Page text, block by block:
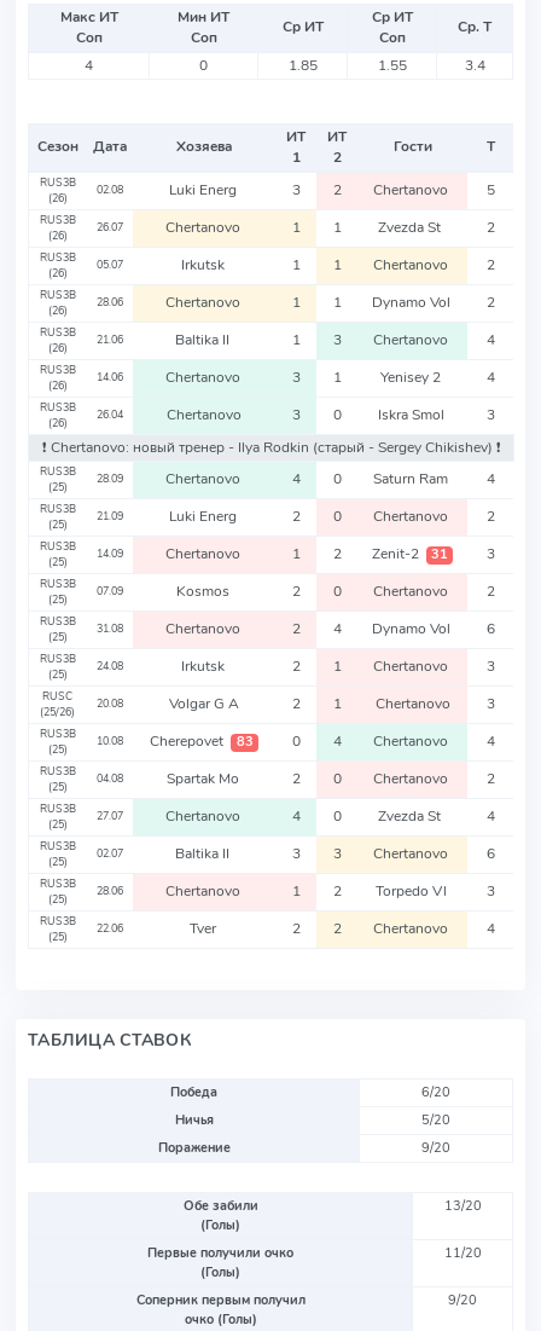
Макс ИТ
Соп
Мин ИТ
Соп
Ср ИТ
Ср ИТ
Соп
Ср. Т
4
0 1.85 1.55 3.4
Сезон Дата Хозяева
ИТ
1
ИТ
2
Гости Т
RUS3B
(26)
02.08 Luki Energ 3 2 Chertanovo 5
RUS3B
(26)
26.07 Chertanovo 1 1 Zvezda St 2
RUS3B
(26)
05.07 Irkutsk 1 1 Chertanovo 2
RUS3B
(26)
28.06 Chertanovo 1 1 Dynamo Vol 2
RUS3B
(26)
21.06 Baltika II 1 3 Chertanovo 4
RUS3B
(26)
14.06 Chertanovo 3 1 Yenisey 2 4
RUS3B
(26)
26.04 Chertanovo 3 0 Iskra Smol
3
❗️ Chertanovo: новый тренер - Ilya Rodkin (старый - Sergey Chikishev) ❗️
RUS3B
(25)
28.09 Chertanovo 4 0 Saturn Ram 4
RUS3B
(25)
21.09 Luki Energ 2 0 Chertanovo 2
RUS3B
(25)
14.09 Chertanovo 1 2 Zenit-2 31 3
RUS3B
(25)
07.09 Kosmos 2 0 Chertanovo 2
RUS3B
(25)
31.08 Chertanovo 2 4 Dynamo Vol 6
RUS3B
(25)
24.08 Irkutsk 2 1 Chertanovo 3
RUSC
(25/26)
20.08 Volgar G A 2 1 Chertanovo 3
RUS3B
(25)
10.08 Cherepovet 83 0 4 Chertanovo 4
RUS3B
(25)
04.08 Spartak Mo 2 0 Chertanovo 2
RUS3B
(25)
27.07 Chertanovo 4 0 Zvezda St 4
RUS3B
(25)
02.07 Baltika II 3 3 Chertanovo 6
RUS3B
(25)
28.06 Chertanovo 1 2 Torpedo Vl 3
RUS3B
(25)
22.06 Tver 2 2 Chertanovo 4
ТАБЛИЦА СТАВОК
Победа
6/20
Ничья
5/20
Поражение
9/20
Обе забили
(Голы)
13/20
Первые получили очко
(Голы)
11/20
Соперник первым получил
очко (Голы)
9/20